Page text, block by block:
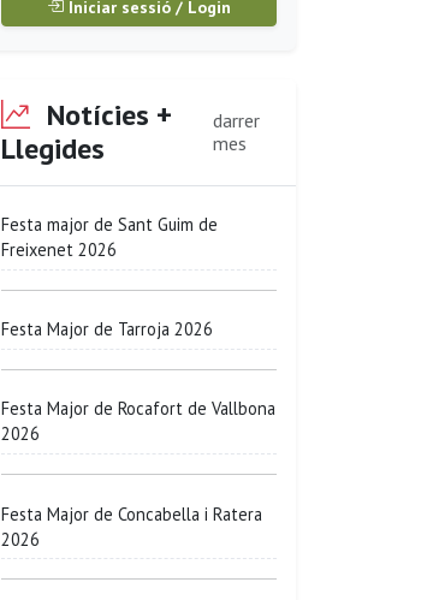
Iniciar sessió / Login
Notícies +
Llegides
darrer
mes
Festa major de Sant Guim de
Freixenet 2026
Festa Major de Tarroja 2026
Festa Major de Rocafort de Vallbona
2026
Festa Major de Concabella i Ratera
2026